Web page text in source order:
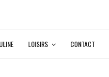
LOISIRS CONTACT